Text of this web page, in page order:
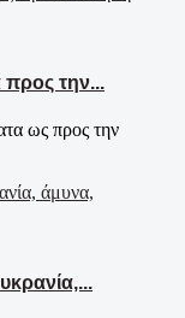
προς την...
ως προς την